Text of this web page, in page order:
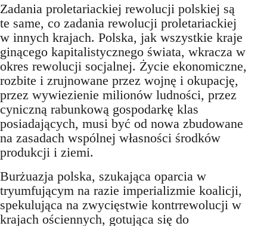
Zadania proletariackiej rewolucji polskiej są
te same, co zadania rewolucji proletariackiej
w innych krajach. Polska, jak wszystkie kraje
ginącego kapitalistycznego świata, wkracza w
okres rewolucji socjalnej. Życie ekonomiczne,
rozbite i zrujnowane przez wojnę i okupację,
przez wywiezienie milionów ludności, przez
cyniczną rabunkową gospodarkę klas
posiadających, musi być od nowa zbudowane
na zasadach wspólnej własności środków
produkcji i ziemi.
Burżuazja polska, szukająca oparcia w
tryumfującym na razie imperializmie koalicji,
spekulująca na zwycięstwie kontrrewolucji w
krajach ościennych, gotująca się do